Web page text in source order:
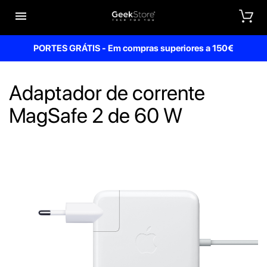

PORTES GRÁTIS - Em compras superiores a 150€
Adaptador de corrente
MagSafe 2 de 60 W